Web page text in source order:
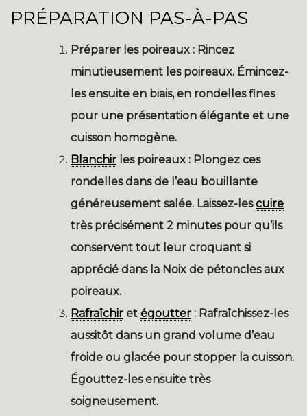
PRÉPARATION PAS-À-PAS
Préparer les poireaux : Rincez
minutieusement les poireaux. Émincez-
les ensuite en biais, en rondelles fines
pour une présentation élégante et une
cuisson homogène.
Blanchir les poireaux : Plongez ces
rondelles dans de l’eau bouillante
généreusement salée. Laissez-lescuire
très précisément 2 minutes pour qu’ils
conservent tout leur croquant si
apprécié dans la Noix de pétoncles aux
poireaux.
Rafraîchir et égoutter : Rafraîchissez-les
aussitôt dans un grand volume d’eau
froide ou glacée pour stopper la cuisson.
Égouttez-les ensuite très
soigneusement.